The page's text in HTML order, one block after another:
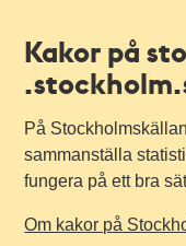
Kakor på
På
sammanställa
fungera på ett bra
Om kakor på